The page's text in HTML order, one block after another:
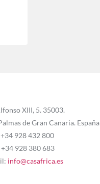
XIII, 5. 35003.
de Gran Canaria. España
+34 928 432 800
+34 928 380 683
info@casafrica.es